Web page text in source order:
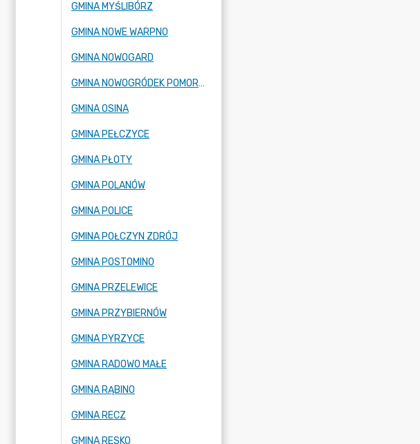
GMINA MYŚLIBÓRZ
GMINA NOWE WARPNO
GMINA NOWOGARD
GMINA NOWOGRÓDEK POMORSKI
GMINA OSINA
GMINA PEŁCZYCE
GMINA PŁOTY
GMINA POLANÓW
GMINA POLICE
GMINA POŁCZYN ZDRÓJ
GMINA POSTOMINO
GMINA PRZELEWICE
GMINA PRZYBIERNÓW
GMINA PYRZYCE
GMINA RADOWO MAŁE
GMINA RĄBINO
GMINA RECZ
GMINA RESKO